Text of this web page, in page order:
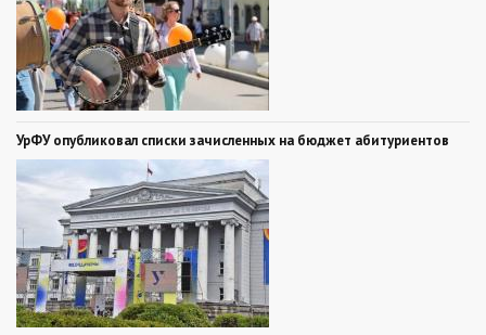
УрФУ опубликовал списки зачисленных на бюджет абитуриентов